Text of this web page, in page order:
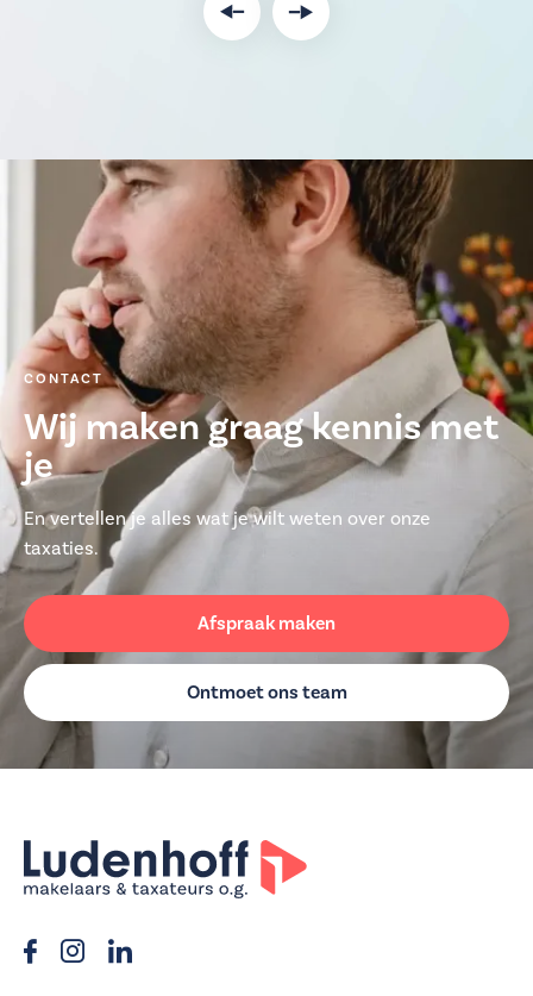
CONTACT
Wij maken graag kennis met
je
En vertellen je alles wat je wilt weten over onze
taxaties.
Afspraak maken
Ontmoet ons team